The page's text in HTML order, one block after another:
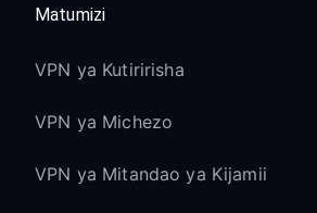
Matumizi
VPN ya Kutiririsha
VPN ya Michezo
VPN ya Mitandao ya Kijamii